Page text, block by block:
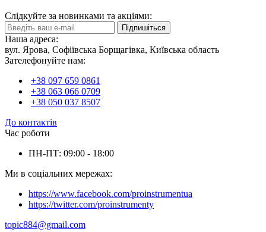
Слідкуйте за новинками та акціями:
Підпишіться
Наша адреса:
вул. Ярова, Софіївська Борщагівка, Київська область
Зателефонуйте нам:
+38 097 659 0861
+38 063 066 0709
+38 050 037 8507
До контактів
Час роботи
ПН-ПТ: 09:00 - 18:00
Ми в соціальних мережах:
https://www.facebook.com/proinstrumentua
https://twitter.com/proinstrumenty
topic884@gmail.com